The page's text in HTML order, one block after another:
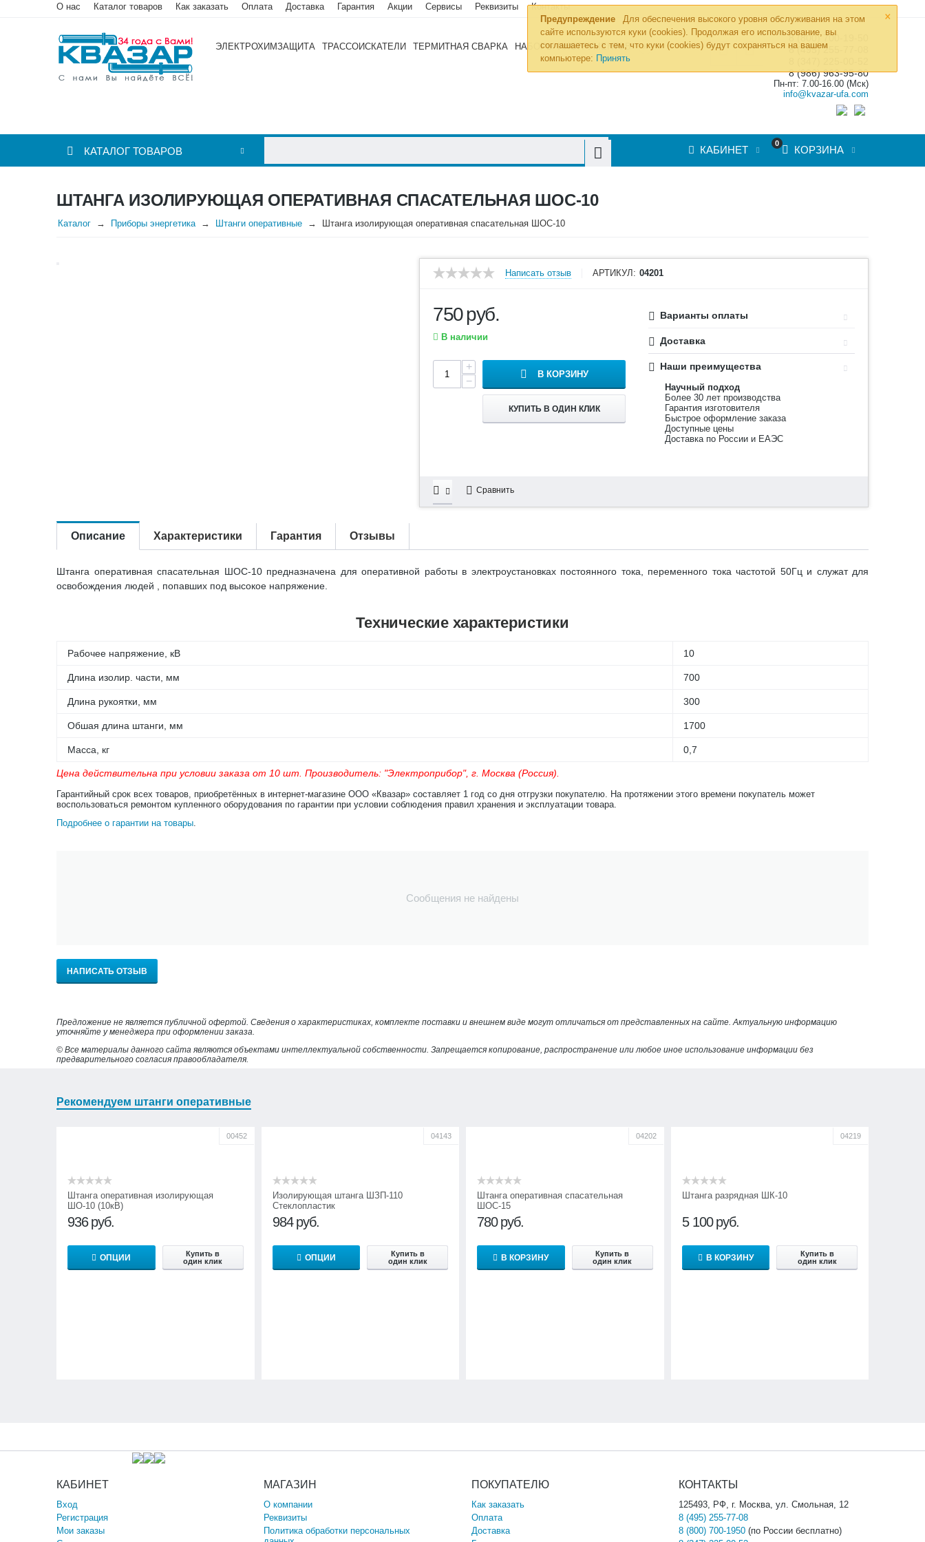
×
Предупреждение
Для обеспечения высокого уровня обслуживания на этом
сайте используются куки (cookies). Продолжая его использование, вы
соглашаетесь с тем, что куки (cookies) будут сохраняться на вашем
компьютере: Принять
О нас Каталог товаров Как заказать Оплата Доставка Гарантия Акции Сервисы Реквизиты Контакты
ЭЛЕКТРОХИМЗАЩИТА ТРАССОИСКАТЕЛИ ТЕРМИТНАЯ СВАРКА НАБОРЫ ИНСТРУМЕНТОВ »
8 (800) 700-19-50
8 (495) 255-77-08
8 (986) 963-95-80
Пн-пт: 7.00-16.00 (Мск)
info@kvazar-ufa.com
КАТАЛОГ ТОВАРОВ
0
КОРЗИНА
КАБИНЕТ
ШТАНГА ИЗОЛИРУЮЩАЯ ОПЕРАТИВНАЯ СПАСАТЕЛЬНАЯ ШОС-10
Каталог Приборы энергетика Штанги оперативные Штанга изолирующая оперативная спасательная ШОС-10
Написать отзыв АРТИКУЛ: 04201
750руб.
В наличии
+
−
В КОРЗИНУ
КУПИТЬ В ОДИН КЛИК
Варианты оплаты
Доставка
Наши преимущества
Научный подход
Более 30 лет производства
Гарантия изготовителя
Быстрое оформление заказа
Доступные цены
Доставка по России и ЕАЭС
Сравнить
Описание Характеристики Гарантия Отзывы
Штанга оперативная спасательная ШОС-10 предназначена для оперативной работы в электроустановках постоянного тока, переменного тока частотой 50Гц и служат для
освобождения людей , попавших под высокое напряжение.
Технические характеристики
Рабочее напряжение, кВ 10
Длина изолир. части, мм 700
Длина рукоятки, мм 300
Обшая длина штанги, мм 1700
Масса, кг 0,7
Цена действительна при условии заказа от 10 шт. Производитель: "Электроприбор", г. Москва (Россия).
Гарантийный срок всех товаров, приобретённых в интернет-магазине ООО «Квазар» составляет 1 год со дня отгрузки покупателю. На протяжении этого времени покупатель может
воспользоваться ремонтом купленного оборудования по гарантии при условии соблюдения правил хранения и эксплуатации товара.
Подробнее о гарантии на товары
Сообщения не найдены
НАПИСАТЬ ОТЗЫВ
Предложение не является публичной офертой. Сведения о характеристиках, комплекте поставки и внешнем виде могут отличаться от представленных на сайте. Актуальную информацию
уточняйте у менеджера при оформлении заказа.
© Все материалы данного сайта являются объектами интеллектуальной собственности. Запрещается копирование, распространение или любое иное использование информации без
предварительного согласия правообладателя.
Рекомендуем штанги оперативные
00452
Штанга оперативная изолирующая
ШО-10 (10кВ)
936 руб.
ОПЦИИ
Купить в
один клик
04143
Изолирующая штанга ШЗП-110
Стеклопластик
984 руб.
ОПЦИИ
Купить в
один клик
04202
Штанга оперативная спасательная
ШОС-15
780 руб.
В КОРЗИНУ
Купить в
один клик
04219
Штанга разрядная ШК-10
5 100 руб.
В КОРЗИНУ
Купить в
один клик
КАБИНЕТ
Вход
Регистрация
Мои заказы
МАГАЗИН
О компании
Реквизиты
Политика обработки персональных
ПОКУПАТЕЛЮ
Как заказать
Оплата
Доставка
КОНТАКТЫ
125493, РФ, г. Москва, ул. Смольная, 12
8 (495) 255-77-08
8 (800) 700-1950(по России бесплатно)